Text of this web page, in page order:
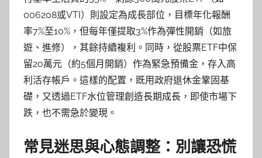
006208或VTI）則設定為成長部位，目標年化報酬
率7%至10%，但每年僅提取3%作為彈性開銷（如旅
遊、進修），其餘持續複利。同時，從股票ETF中保
留20萬元（約5個月開銷）作為緊急預備金，存入高
利活存帳戶。這樣的配置，既用政府退休金鞏固基
礎，又透過ETF水位管理創造長期成長，即使市場下
跌，也不需急於變現。
常見迷思與心態調整：別讓恐慌